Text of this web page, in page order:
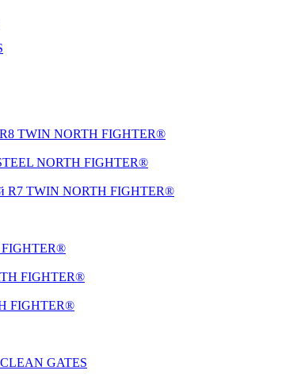
R8 TWIN NORTH FIGHTER®
NORTH FIGHTER®
R7 TWIN NORTH FIGHTER®
FIGHTER®
FIGHTER®
FIGHTER®
GATES